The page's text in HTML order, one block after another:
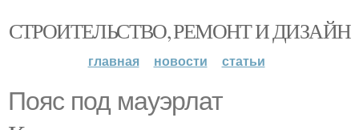
СТРОИТЕЛЬСТВО, РЕМОНТ И ДИЗАЙН
главная новости статьи
Пояс под мауэрлат